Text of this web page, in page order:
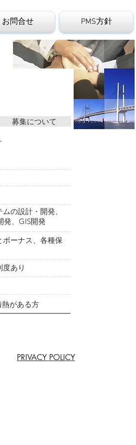
お問合せ PMS方針
募集について
の設計・開発、
発、GIS開発
ボーナス、各種保
あり
がある方
PRIVACY POLICY